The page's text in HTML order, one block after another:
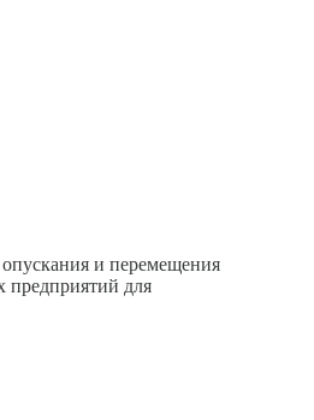
и перемещения
предприятий для